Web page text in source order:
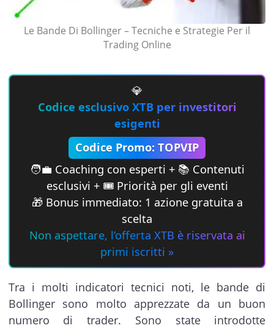
Le Bande Di Bollinger – Tecniche e Strategie Per il
Trading Online
💎
Codice esclusivo XTB per investitori
esigenti
Codice Promo: TOPVIP
🧑‍💼 Coaching con esperti + 📚 Contenuti
esclusivi + 🎟 Priorità per gli eventi
🎁 Bonus immediato: 1 azione gratuita a
scelta
Non aspettare, l’offerta XTB è riservata ai
primi iscritti »
Tra i molti indicatori tecnici noti, le bande di
Bollinger sono molto apprezzate da un buon
numero di trader. Sono state introdotte